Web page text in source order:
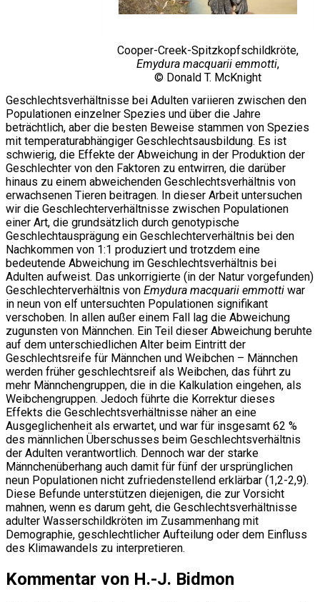
Cooper-Creek-Spitzkopfschildkröte,
Emydura macquarii emmotti,
© Donald T. McKnight
Geschlechtsverhältnisse bei Adulten variieren zwischen den
Populationen einzelner Spezies und über die Jahre
beträchtlich, aber die besten Beweise stammen von Spezies
mit temperaturabhängiger Geschlechtsausbildung. Es ist
schwierig, die Effekte der Abweichung in der Produktion der
Geschlechter von den Faktoren zu entwirren, die darüber
hinaus zu einem abweichenden Geschlechtsverhältnis von
erwachsenen Tieren beitragen. In dieser Arbeit untersuchen
wir die Geschlechterverhältnisse zwischen Populationen
einer Art, die grundsätzlich durch genotypische
Geschlechtausprägung ein Geschlechterverhältnis bei den
Nachkommen von 1:1 produziert und trotzdem eine
bedeutende Abweichung im Geschlechtsverhältnis bei
Adulten aufweist. Das unkorrigierte (in der Natur vorgefunden)
Geschlechterverhältnis von Emydura macquarii emmotti war
in neun von elf untersuchten Populationen signifikant
verschoben. In allen außer einem Fall lag die Abweichung
zugunsten von Männchen. Ein Teil dieser Abweichung beruhte
auf dem unterschiedlichen Alter beim Eintritt der
Geschlechtsreife für Männchen und Weibchen – Männchen
werden früher geschlechtsreif als Weibchen, das führt zu
mehr Männchengruppen, die in die Kalkulation eingehen, als
Weibchengruppen. Jedoch führte die Korrektur dieses
Effekts die Geschlechtsverhältnisse näher an eine
Ausgeglichenheit als erwartet, und war für insgesamt 62 %
des männlichen Überschusses beim Geschlechtsverhältnis
der Adulten verantwortlich. Dennoch war der starke
Männchenüberhang auch damit für fünf der ursprünglichen
neun Populationen nicht zufriedenstellend erklärbar (1,2-2,9).
Diese Befunde unterstützen diejenigen, die zur Vorsicht
mahnen, wenn es darum geht, die Geschlechtsverhältnisse
adulter Wasserschildkröten im Zusammenhang mit
Demographie, geschlechtlicher Aufteilung oder dem Einfluss
des Klimawandels zu interpretieren.
Kommentar von H.-J. Bidmon